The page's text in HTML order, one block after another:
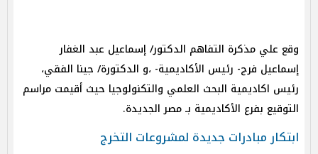
وقع علي مذكرة التفاهم الدكتور/ إسماعيل عبد الغفار
إسماعيل فرج- رئيس الأكاديمية- ،و الدكتورة/ جينا الفقي،
رئيس اكاديمية البحث العلمي والتكنولوجيا حيث أقيمت مراسم
التوقيع بفرع الأكاديمية بـ مصر الجديدة.
ابتكار مبادرات جديدة لمشروعات التخرج